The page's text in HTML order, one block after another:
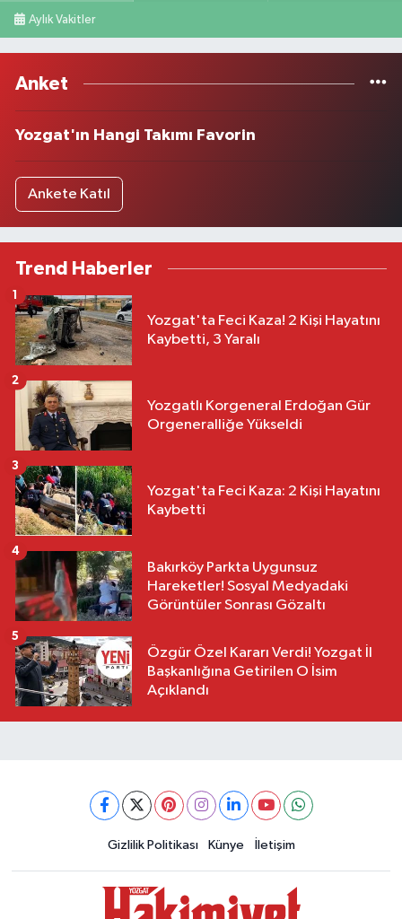
Aylık Vakitler
Anket
Yozgat'ın Hangi Takımı Favorin
Ankete Katıl
Trend Haberler
Yozgat'ta Feci Kaza! 2 Kişi Hayatını
Kaybetti, 3 Yaralı
1
Yozgatlı Korgeneral Erdoğan Gür
Orgeneralliğe Yükseldi
2
Yozgat'ta Feci Kaza: 2 Kişi Hayatını
Kaybetti
3
Bakırköy Parkta Uygunsuz
Hareketler! Sosyal Medyadaki
Görüntüler Sonrası Gözaltı
4
Özgür Özel Kararı Verdi! Yozgat İl
Başkanlığına Getirilen O İsim
Açıklandı
5
Gizlilik Politikası Künye İletişim